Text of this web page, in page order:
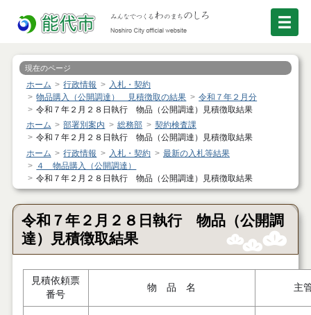
現在のページ
ホーム 行政情報
入札・契約
物品購入（公開調達） 見積徴取の結果
令和７年２月分
令和７年２月２８日執行 物品（公開調達）見積徴取結果
ホーム
部署別案内 総務部
契約検査課
令和７年２月２８日執行 物品（公開調達）見積徴取結果
ホーム
行政情報 入札・契約
最新の入札等結果
４ 物品購入（公開調達）
令和７年２月２８日執行 物品（公開調達）見積徴取結果
令和７年２月２８日執行 物品（公開調
達）見積徴取結果
見積依頼票
番号
物 品 名 主